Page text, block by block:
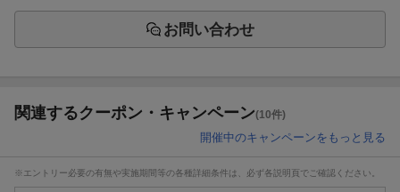
お問い合わせ
関連するクーポン・キャンペーン(10件)
開催中のキャンペーンをもっと見る
※エントリー必要の有無や実施期間等の各種詳細条件は、必ず各説明頁でご確認ください。